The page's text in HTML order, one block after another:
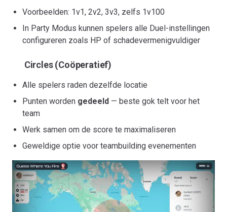
Voorbeelden: 1v1, 2v2, 3v3, zelfs 1v100
In Party Modus kunnen spelers alle Duel-instellingen
configureren zoals HP of schadevermenigvuldiger
Circles (Coöperatief)
Alle spelers raden dezelfde locatie
Punten worden gedeeld — beste gok telt voor het
team
Werk samen om de score te maximaliseren
Geweldige optie voor teambuilding evenementen